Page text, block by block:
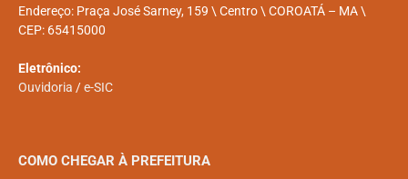
Endereço: Praça José Sarney, 159 \ Centro \ COROATÁ – MA \
CEP: 65415000
Eletrônico:
Ouvidoria /e-SIC
COMO CHEGAR À PREFEITURA